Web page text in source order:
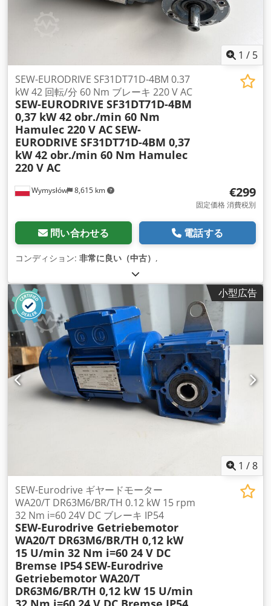
1 / 5
Wymysłów 8,615 km
SEW-EURODRIVE SF31DT71D-4BM 0.37
kW 42 回転/分 60 Nm ブレーキ 220 V AC
SEW-EURODRIVE SF31DT71D-4BM
0,37 kW 42 obr./min 60 Nm
Hamulec 220 V ACSEW-
EURODRIVE SF31DT71D-4BM 0,37
kW 42 obr./min 60 Nm Hamulec
220 V AC
€299
固定価格 消費税別
問い合わせる 電話する
コンディション: 非常に良い（中古） ,
小型広告
1 /8
SEW-Eurodrive ギヤードモーター
WA20/T DR63M6/BR/TH 0.12 kW 15 rpm
32 Nm i=60 24V DC ブレーキ IP54
SEW-Eurodrive Getriebemotor
WA20/T DR63M6/BR/TH 0,12 kW
15 U/min 32 Nm i=60 24 V DC
Bremse IP54SEW-Eurodrive
Getriebemotor WA20/T
DR63M6/BR/TH 0,12 kW 15 U/min